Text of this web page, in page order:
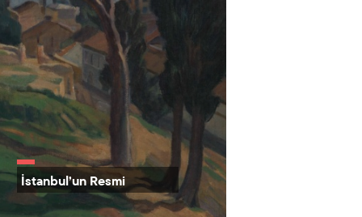
İstanbul’un Resmi